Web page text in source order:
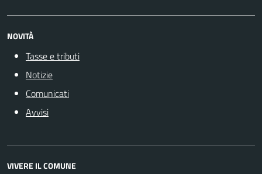
NOVITÀ
Tasse e tributi
Notizie
Comunicati
Avvisi
VIVERE IL COMUNE